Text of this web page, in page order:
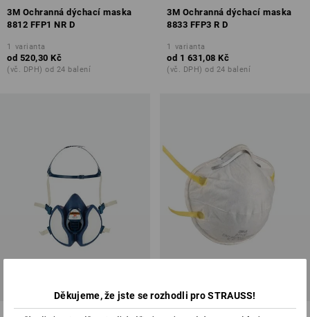
3M Ochranná dýchací maska
8812 FFP1 NR D
1 varianta
od 520,30 Kč
(vč. DPH) od 24 balení
3M Ochranná dýchací maska
8833 FFP3 R D
1 varianta
od 1 631,08 Kč
(vč. DPH) od 24 balení
3M Maska na stříkání barev 3M Ochranná dýchací maska
Děkujeme, že jste se rozhodli pro STRAUSS!